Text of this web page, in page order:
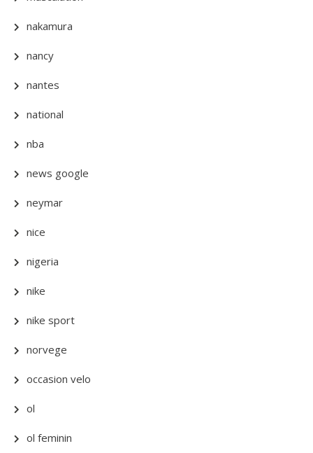
nakamura
nancy
nantes
national
nba
news google
neymar
nice
nigeria
nike
nike sport
norvege
occasion velo
ol
ol feminin